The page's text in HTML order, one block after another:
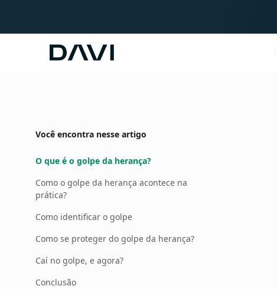
Davi
Você encontra nesse artigo
O que é o golpe da herança?
Como o golpe da herança acontece na
prática?
Como identificar o golpe
Como se proteger do golpe da herança?
Caí no golpe, e agora?
Conclusão